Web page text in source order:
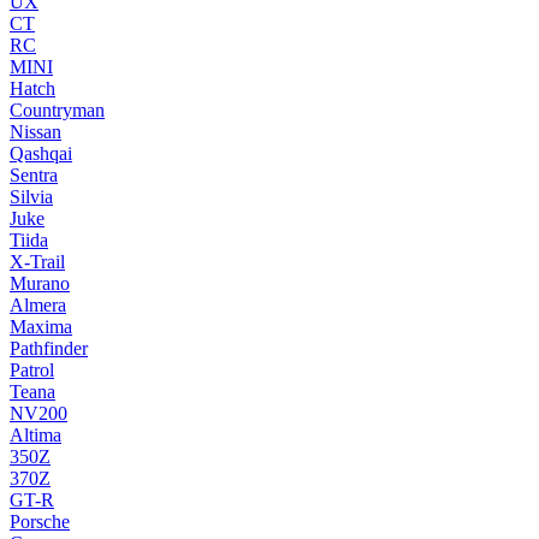
CT
RC
MINI
Hatch
Countryman
Nissan
Qashqai
Sentra
Silvia
Juke
Tiida
X-Trail
Murano
Almera
Maxima
Pathfinder
Patrol
Teana
NV200
Altima
350Z
370Z
GT-R
Porsche